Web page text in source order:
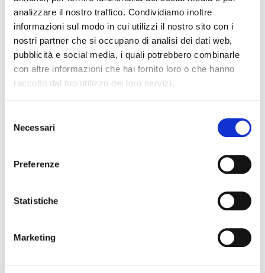
analizzare il nostro traffico. Condividiamo inoltre
informazioni sul modo in cui utilizzi il nostro sito con i
nostri partner che si occupano di analisi dei dati web,
pubblicità e social media, i quali potrebbero combinarle
con altre informazioni che hai fornito loro o che hanno
raccolto dal tuo utilizzo dei loro servizi.
delNecessari
Preferenze
Statistiche
Marketing
Notizie di mercato
Notizie di prodotto
Partner
aggiornamenti di prodotto e
approfondimenti normativi a portata di click!